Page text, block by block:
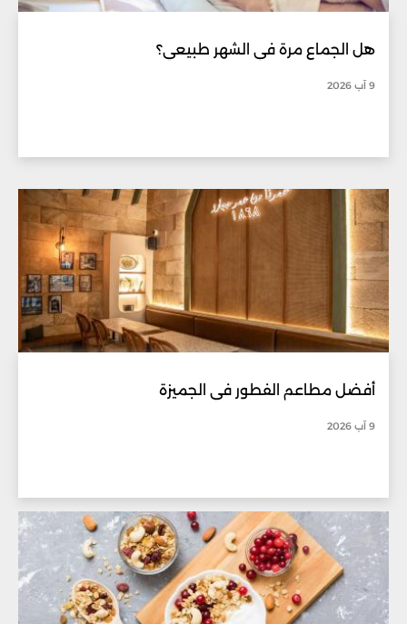
هل الجماع مرة في الشهر طبيعي؟
9 آب 2026
أفضل مطاعم الفطور في الجميزة
9 آب 2026